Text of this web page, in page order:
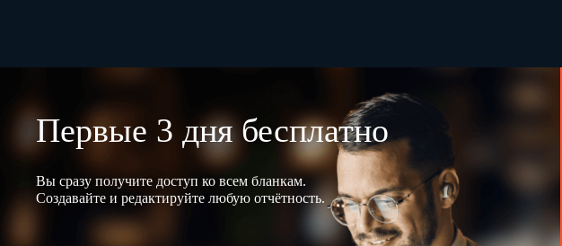
Первые 3 дня бесплатно
Вы сразу получите доступ ко всем бланкам.
Создавайте и редактируйте любую отчётность.